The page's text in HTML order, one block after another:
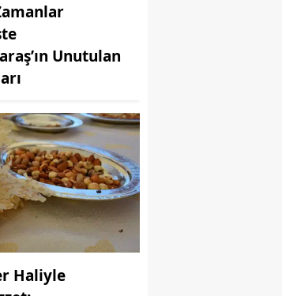
Unutulan
Haliyle